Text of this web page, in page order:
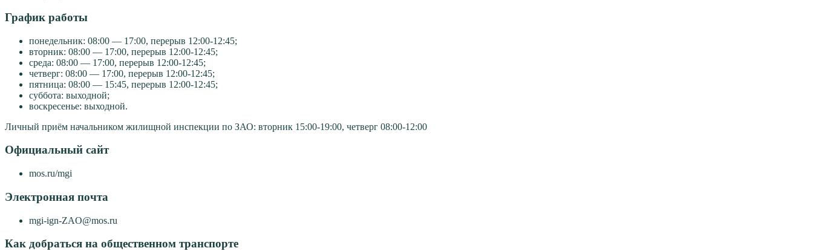
График работы
понедельник: 08:00 — 17:00, перерыв 12:00-12:45;
вторник: 08:00 — 17:00, перерыв 12:00-12:45;
среда: 08:00 — 17:00, перерыв 12:00-12:45;
четверг: 08:00 — 17:00, перерыв 12:00-12:45;
пятница: 08:00 — 15:45, перерыв 12:00-12:45;
суббота: выходной;
воскресенье: выходной.
Личный приём начальником жилищной инспекции по ЗАО: вторник 15:00-19:00, четверг 08:00-12:00
Официальный сайт
mos.ru/mgi
Электронная почта
mgi-ign-ZAO@mos.ru
Как добраться на общественном транспорте